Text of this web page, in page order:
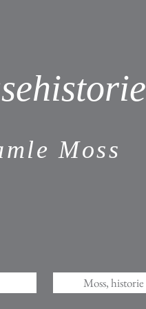
Moss
Moss, historie